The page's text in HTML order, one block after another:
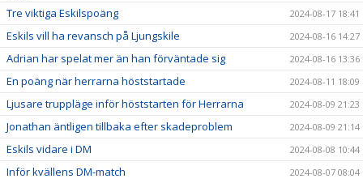
Tre viktiga Eskilspoäng 2024-08-17 18:41
Eskils vill ha revansch på Ljungskile 2024-08-16 14:27
Adrian har spelat mer än han förväntade sig 2024-08-16 13:36
En poäng när herrarna höststartade 2024-08-11 18:09
Ljusare truppläge inför höststarten för Herrarna 2024-08-09 21:23
Jonathan äntligen tillbaka efter skadeproblem 2024-08-09 21:14
Eskils vidare i DM 2024-08-08 10:44
Inför kvällens DM-match 2024-08-07 08:04